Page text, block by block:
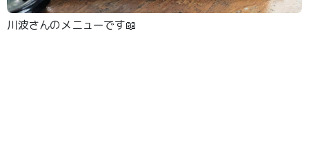
川波さんのメニューです📖